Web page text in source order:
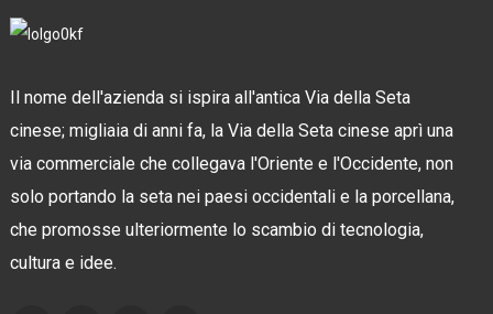
Il nome dell'azienda si ispira all'antica Via della Seta
cinese; migliaia di anni fa, la Via della Seta cinese aprì una
via commerciale che collegava l'Oriente e l'Occidente, non
solo portando la seta nei paesi occidentali e la porcellana,
che promosse ulteriormente lo scambio di tecnologia,
cultura e idee.